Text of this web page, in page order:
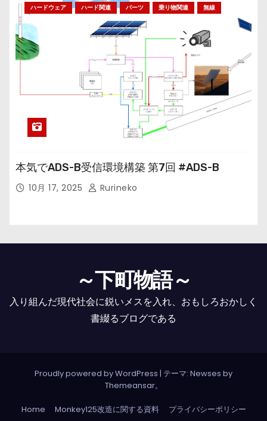
ハードウェア
ハード関連 パーツ 乗り物関連 無線
本気でADS-B受信環境構築 第7回 #ADS-B
10月 17, 2025 Rurineko
～下町物語～
入り組んだ現代社会に鋭いメスを入れ、おもしろおかしく
書綴るブログである
Proudly powered by WordPress | テーマ: Newses by
Themeansar。
Home Monkey125改造に関する資料 プライバシーポリシー